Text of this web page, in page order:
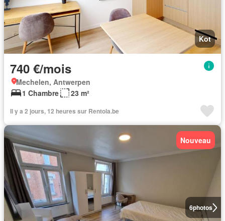
Kot
740 €/mois
Mechelen, Antwerpen
1 Chambre
23 m²
Il y a 2 jours, 12 heures sur Rentola.be
6photos
Nouveau